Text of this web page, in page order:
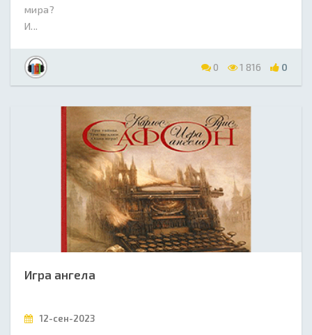
мира?
И...
0 1 816 0
Игра ангела
12-сен-2023